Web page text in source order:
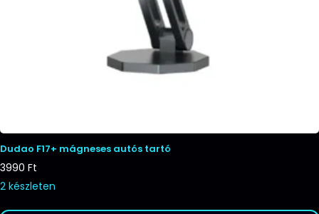
Dudao F17+ mágneses autós tartó
3990 Ft
2 készleten